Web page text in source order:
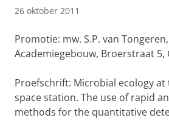
26 oktober 2011
Promotie: mw. S.P. van
Academiegebouw, Broerstraat 5,
Proefschrift: Microbial ecology
space station. The use of rapid
methods for the quantitative